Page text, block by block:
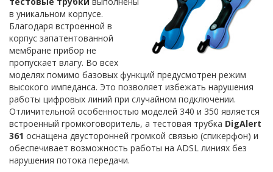
в уникальном корпусе.
Благодаря встроенной в
корпус запатентованной
мембране прибор не
пропускает влагу. Во всех
моделях помимо базовых функций предусмотрен режим
высокого импеданса. Это позволяет избежать нарушения
работы цифровых линий при случайном подключении.
Отличительной особенностью моделей 340 и 350 является
встроенный громкоговоритель, а тестовая трубка DigAlert
361 оснащена двусторонней громкой связью (спикерфон) и
обеспечивает возможность работы на ADSL линиях без
нарушения потока передачи.